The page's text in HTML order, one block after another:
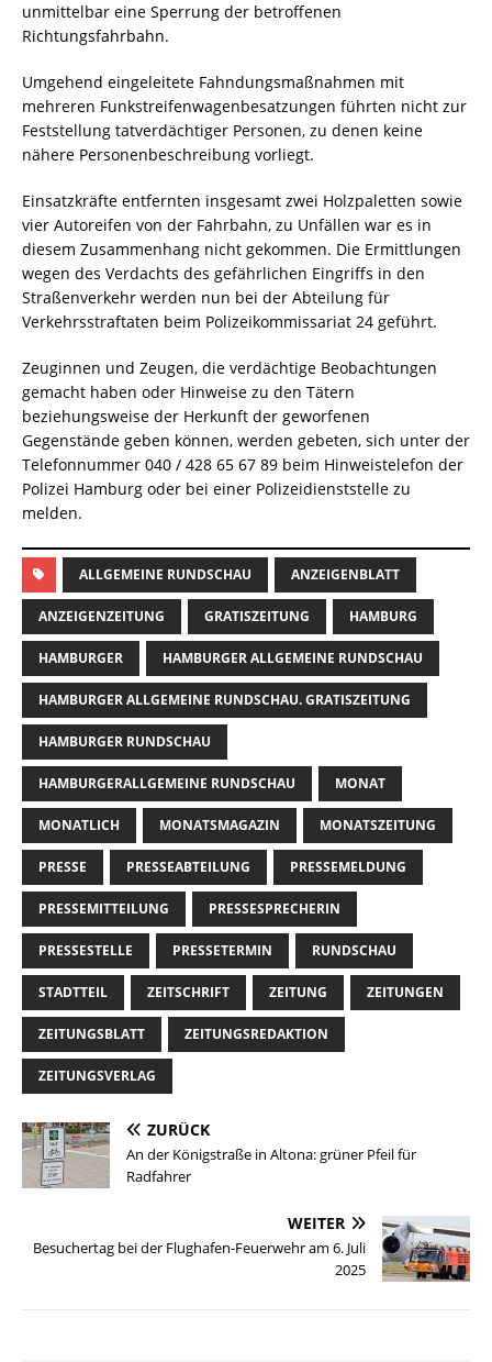
unmittelbar eine Sperrung der betroffenen
Richtungsfahrbahn.
Umgehend eingeleitete Fahndungsmaßnahmen mit
mehreren Funkstreifenwagenbesatzungen führten nicht zur
Feststellung tatverdächtiger Personen, zu denen keine
nähere Personenbeschreibung vorliegt.
Einsatzkräfte entfernten insgesamt zwei Holzpaletten sowie
vier Autoreifen von der Fahrbahn, zu Unfällen war es in
diesem Zusammenhang nicht gekommen. Die Ermittlungen
wegen des Verdachts des gefährlichen Eingriffs in den
Straßenverkehr werden nun bei der Abteilung für
Verkehrsstraftaten beim Polizeikommissariat 24 geführt.
Zeuginnen und Zeugen, die verdächtige Beobachtungen
gemacht haben oder Hinweise zu den Tätern
beziehungsweise der Herkunft der geworfenen
Gegenstände geben können, werden gebeten, sich unter der
Telefonnummer 040 / 428 65 67 89 beim Hinweistelefon der
Polizei Hamburg oder bei einer Polizeidienststelle zu
melden.
ALLGEMEINE RUNDSCHAU ANZEIGENBLATT
ANZEIGENZEITUNG GRATISZEITUNG HAMBURG
HAMBURGER HAMBURGER ALLGEMEINE RUNDSCHAU
HAMBURGER ALLGEMEINE RUNDSCHAU. GRATISZEITUNG
HAMBURGER RUNDSCHAU
HAMBURGERALLGEMEINE RUNDSCHAU MONAT
MONATLICH MONATSMAGAZIN MONATSZEITUNG
PRESSE PRESSEABTEILUNG PRESSEMELDUNG
PRESSEMITTEILUNG PRESSESPRECHERIN
PRESSESTELLE PRESSETERMIN RUNDSCHAU
STADTTEIL ZEITSCHRIFT ZEITUNG ZEITUNGEN
ZEITUNGSBLATT ZEITUNGSREDAKTION
ZEITUNGSVERLAG
ZURÜCK
An der Königstraße in Altona: grüner Pfeil für
Radfahrer
WEITER
Besuchertag bei der Flughafen-Feuerwehr am 6. Juli
2025